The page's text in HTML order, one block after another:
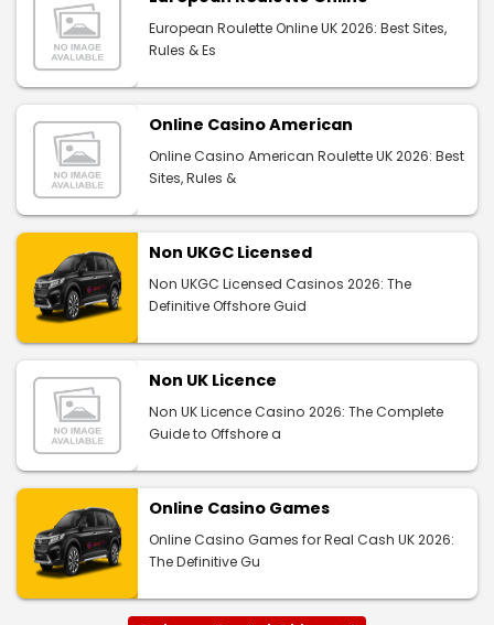
European Roulette Online UK 2026: Best Sites,
Rules & Es
Online Casino American
Online Casino American Roulette UK 2026: Best
Sites, Rules &
Non UKGC Licensed
Non UKGC Licensed Casinos 2026: The
Definitive Offshore Guid
Non UK Licence
Non UK Licence Casino 2026: The Complete
Guide to Offshore a
Online Casino Games
Online Casino Games for Real Cash UK 2026:
The Definitive Gu